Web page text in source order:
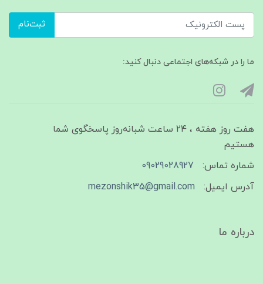
ثبت‌نام
ما را در شبکه‌های اجتماعی دنبال کنید:
هفت روز هفته ، ۲۴ ساعت شبانه‌روز پاسخگوی شما
هستیم
شماره تماس:
09029028927
آدرس ایمیل:
mezonshik35@gmail.com
درباره ما